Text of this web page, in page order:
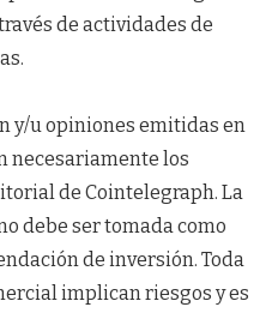
de actividades de
y/u opiniones emitidas en
necesariamente los
de Cointelegraph. La
debe ser tomada como
de inversión. Toda
implican riesgos y es